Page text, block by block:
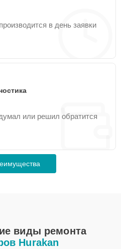
в день заявки
или решил обратится
виды ремонта
Hurakan